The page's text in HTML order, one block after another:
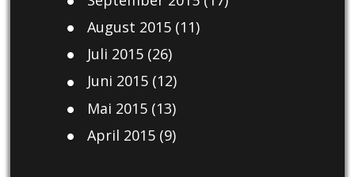
August 2015(11)
Juli 2015(26)
Juni 2015(12)
Mai 2015(13)
April 2015(9)